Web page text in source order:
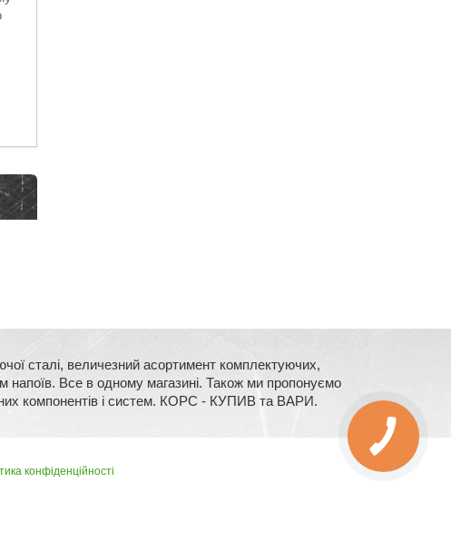
сталі, величезний асортимент комплектуючих,
напоїв. Все в одному магазині. Також ми пропонуємо
компонентів і систем. КОРС - КУПИВ та ВАРИ.
конфіденційності